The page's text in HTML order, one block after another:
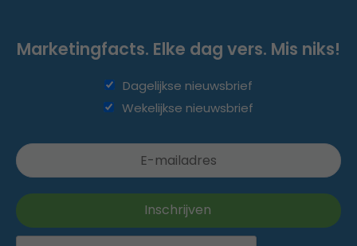
Marketingfacts. Elke dag vers. Mis niks!
Dagelijkse nieuwsbrief
Wekelijkse nieuwsbrief